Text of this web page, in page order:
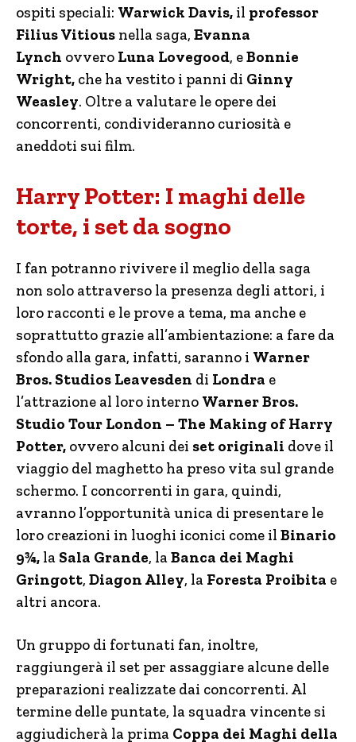
ospiti speciali: Warwick Davis, il professor
Filius Vitious nella saga, Evanna
Lynch ovvero Luna Lovegood, eBonnie
Wright, che ha vestito i panni di Ginny
Weasley. Oltre a valutare le opere dei
concorrenti, condivideranno curiosità e
aneddoti sui film.
Harry Potter: I maghi delle
torte, i set da sogno
I fan potranno rivivere il meglio della saga
non solo attraverso la presenza degli attori, i
loro racconti e le prove a tema, ma anche e
soprattutto grazie all’ambientazione: a fare da
sfondo alla gara, infatti, saranno i Warner
Bros. Studios Leavesden di Londra e
l’attrazione al loro interno Warner Bros.
Studio Tour London – The Making of Harry
Potter, ovvero alcuni dei set originali dove il
viaggio del maghetto ha preso vita sul grande
schermo. I concorrenti in gara, quindi,
avranno l’opportunità unica di presentare le
loro creazioni in luoghi iconici come il Binario
9¾, la Sala Grande, laBanca dei Maghi
Gringott, Diagon Alley, la Foresta Proibita e
altri ancora.
Un gruppo di fortunati fan, inoltre,
raggiungerà il set per assaggiare alcune delle
preparazioni realizzate dai concorrenti. Al
termine delle puntate, la squadra vincente si
aggiudicherà la prima Coppa dei Maghi della